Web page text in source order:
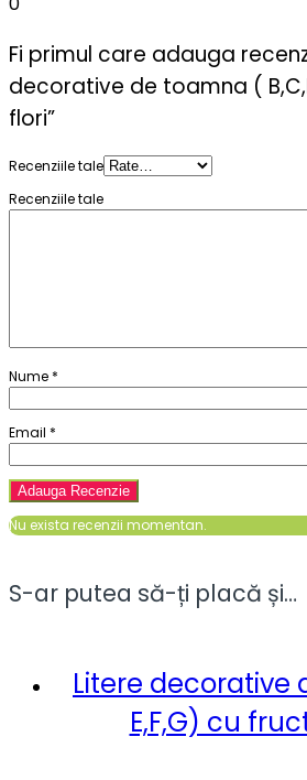
Fi primul care adauga
decorative de toamna (
flori”
Recenziile tale
Recenziile tale
Nume *
Email *
Nu exista recenzii momentan.
S-ar putea să-ți placă și…
Litere decorative
E,F,G) cu